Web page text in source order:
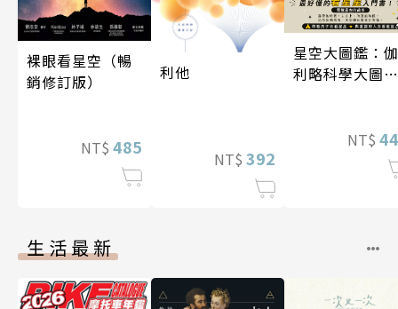
裸眼看星空（暢
銷修訂版）
NT$ 485
利他
NT$ 392
星空大圖鑑：伽
利略科學大圖鑑
NT$
生活最新